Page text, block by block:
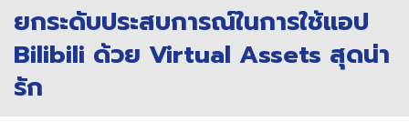
ยกระดับประสบการณ์ในการใช้แอป
Bilibili ด้วย Virtual Assets สุดน่า
รัก